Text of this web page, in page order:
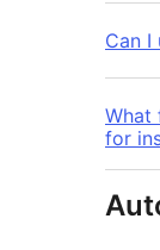
Can I
What
for